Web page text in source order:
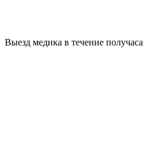
Выезд медика в течение получаса